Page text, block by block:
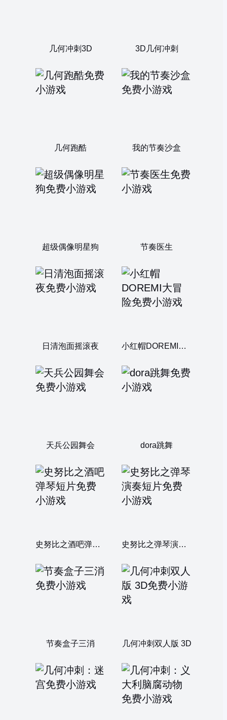
几何冲刺3D 3D几何冲刺
几何跑酷 我的节奏沙盒
超级偶像明星狗 节奏医生
日清泡面摇滚夜 小红帽DOREMI大冒险
天兵公园舞会 dora跳舞
史努比之酒吧弹琴短片 史努比之弹琴演奏短片
节奏盒子三消 几何冲刺双人版 3D